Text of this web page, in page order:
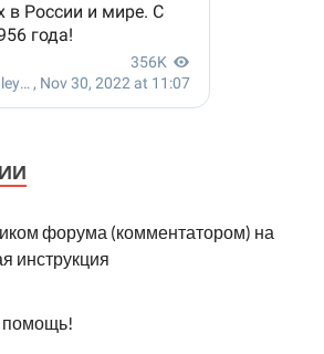
форума (комментатором) на
инструкция
помощь!